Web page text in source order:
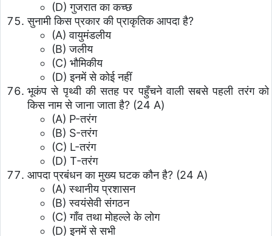
(D) गुजरात का कच्छ
सुनामी किस प्रकार की प्राकृतिक आपदा है?
(A) वायुमंडलीय
(B) जलीय
(C) भौमिकीय
(D) इनमें से कोई नहीं
भूकंप से पृथ्वी की सतह पर पहुँचने वाली सबसे पहली तरंग को
किस नाम से जाना जाता है? (24 A)
(A) P-तरंग
(B) S-तरंग
(C) L-तरंग
(D) T-तरंग
आपदा प्रबंधन का मुख्य घटक कौन है? (24 A)
(A) स्थानीय प्रशासन
(B) स्वयंसेवी संगठन
(C) गाँव तथा मोहल्ले के लोग
(D) इनमें से सभी